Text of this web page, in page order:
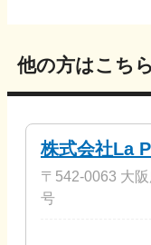
他の方はこち
株式会社La
〒542-0063 大
号